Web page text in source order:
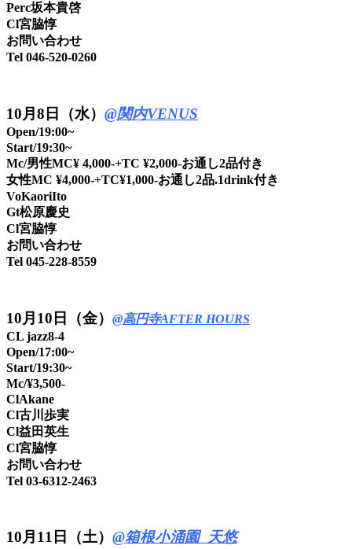
Perc坂本貴啓
Cl宮脇惇
お問い合わせ
Tel 046-520-0260
10月8日（水） @関内VENUS
Open/19:00~
Start/19:30~
Mc/男性MC¥ 4,000-+TC ¥2,000-お通し2品付き
女性MC ¥4,000-+TC¥1,000-お通し2品.1drink付き
VoKaoriIto
Gt松原慶史
Cl宮脇惇
お問い合わせ
Tel 045-228-8559
10月10日（金） @高円寺AFTER HOURS
CL jazz8-4
Open/17:00~
Start/19:30~
Mc/¥3,500-
ClAkane
Cl古川歩実
Cl益田英生
Cl宮脇惇
お問い合わせ
Tel 03-6312-2463
10月11日（土） @箱根小涌園 天悠